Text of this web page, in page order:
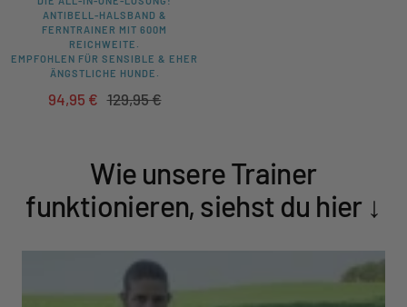
ANTIBELL-HALSBAND &
FERNTRAINER MIT 600M
REICHWEITE.
EMPFOHLEN FÜR SENSIBLE & EHER
ÄNGSTLICHE HUNDE.
Angebotspreis
94,95 € Regulärer
129,95 €
Wie unsere Trainer
funktionieren, siehst du hier ↓